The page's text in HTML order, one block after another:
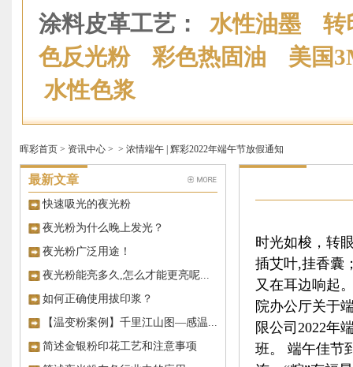
涂料皮革工艺： 水性油墨
转
色反光粉
彩色热固油
美国
水性色浆
晖彩首页 > 资讯中心 > > 浓情端午 | 辉彩2022年端午节放假通知
最新文章
快速吸光的夜光粉
夜光粉为什么晚上发光？
夜光粉广泛用途！
夜光粉能亮多久,怎么才能更亮呢...
如何正确使用拔印浆？
【温变粉案例】千里江山图—感温...
简述金银粉印花工艺和注意事项
时光如梭，转
插艾叶,挂香囊
又在耳边响起
院办公厅关于
限公司2022年
班。 端午佳节